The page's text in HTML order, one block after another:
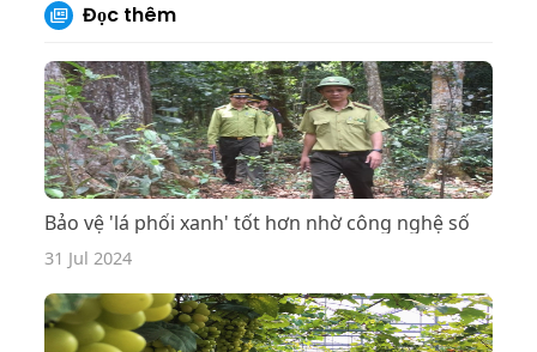
Đọc thêm
Bảo vệ 'lá phổi xanh' tốt hơn nhờ công nghệ số
31 Jul 2024